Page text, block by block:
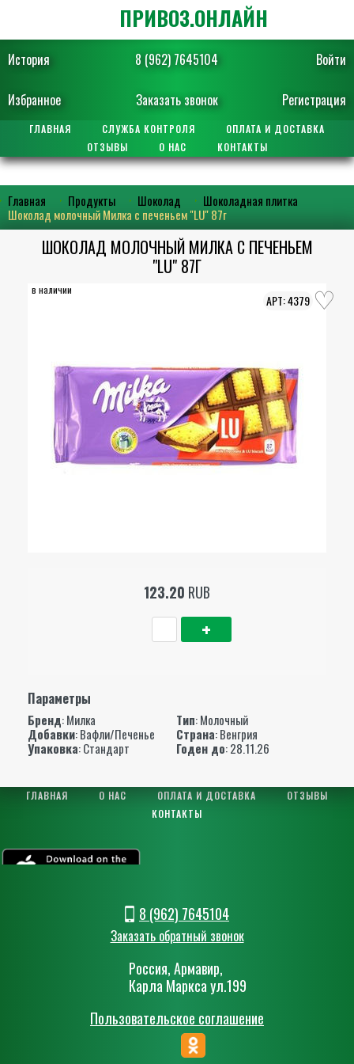
История 8 (962) 7645104 Войти
Избранное Заказать звонок Регистрация
ПРИВОЗ.ОНЛАЙН
ГЛАВНАЯ СЛУЖБА КОНТРОЛЯ
ОПЛАТА И ДОСТАВКА
ОТЗЫВЫ
О НАС КОНТАКТЫ
Главная Продукты Шоколад
Шоколадная плитка
Шоколад молочный Милка с печеньем "LU" 87г
ШОКОЛАД МОЛОЧНЫЙ МИЛКА С ПЕЧЕНЬЕМ
"LU" 87Г
в наличии
4379
123.20 RUB
Параметры
Бренд:Милка Тип: Молочный
Добавки: Вафли/Печенье Страна: Венгрия
Упаковка: Стандарт Годен до: 28.11.26
ГЛАВНАЯ О НАС ОПЛАТА И ДОСТАВКА
ОТЗЫВЫ
КОНТАКТЫ
8 (962) 7645104
Заказать обратный звонок
Россия, Армавир,
Карла Маркса ул.199
Пользовательское соглашение